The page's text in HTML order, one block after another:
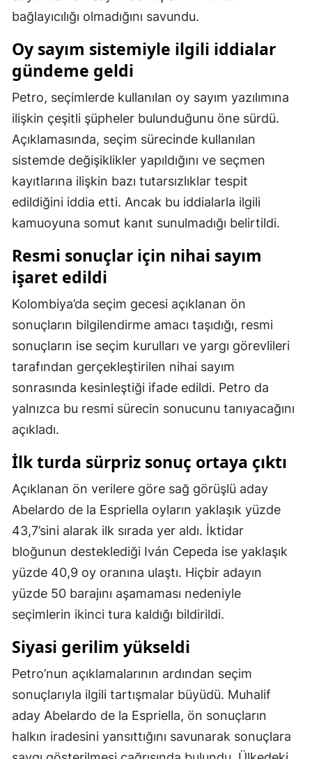
Kars
Kastamonu
Kayseri
Kırklareli
Kırşehir
Konya
Kütahya
Malatya
Manisa
Kahramanmaraş
Mardin
Muş
Nevşehir
Niğde
Ordu
Rize
Sakarya
Samsun
Siirt
Sinop
Sivas
Tekirdağ
bağlayıcılığı olmadığını savundu.
Oy sayım sistemiyle ilgili iddialar
gündeme geldi
Petro, seçimlerde kullanılan oy sayım yazılımına
ilişkin çeşitli şüpheler bulunduğunu öne sürdü.
Açıklamasında, seçim sürecinde kullanılan
sistemde değişiklikler yapıldığını ve seçmen
kayıtlarına ilişkin bazı tutarsızlıklar tespit
edildiğini iddia etti. Ancak bu iddialarla ilgili
kamuoyuna somut kanıt sunulmadığı belirtildi.
Resmi sonuçlar için nihai sayım
işaret edildi
Kolombiya’da seçim gecesi açıklanan ön
sonuçların bilgilendirme amacı taşıdığı, resmi
sonuçların ise seçim kurulları ve yargı görevlileri
tarafından gerçekleştirilen nihai sayım
sonrasında kesinleştiği ifade edildi. Petro da
yalnızca bu resmi sürecin sonucunu tanıyacağını
açıkladı.
İlk turda sürpriz sonuç ortaya çıktı
Açıklanan ön verilere göre sağ görüşlü aday
Abelardo de la Espriella oyların yaklaşık yüzde
43,7’sini alarak ilk sırada yer aldı. İktidar
bloğunun desteklediği Iván Cepeda ise yaklaşık
yüzde 40,9 oy oranına ulaştı. Hiçbir adayın
yüzde 50 barajını aşamaması nedeniyle
seçimlerin ikinci tura kaldığı bildirildi.
Siyasi gerilim yükseldi
Petro’nun açıklamalarının ardından seçim
sonuçlarıyla ilgili tartışmalar büyüdü. Muhalif
aday Abelardo de la Espriella, ön sonuçların
halkın iradesini yansıttığını savunarak sonuçlara